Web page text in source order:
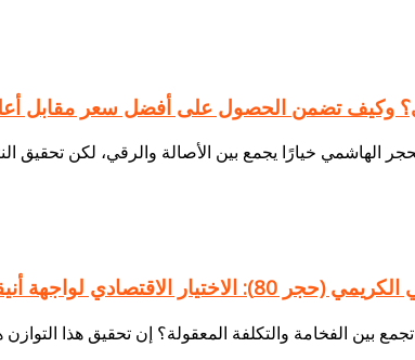
وكيف تضمن الحصول على أفضل سعر مقابل
الاقتصادي لواجهة أنيقة